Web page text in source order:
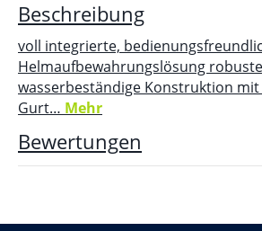
Beschreibung
voll integrierte,
Helmaufbewahrungslösung
wasserbeständige Konstruktion mit
Gurt… Mehr
Bewertungen